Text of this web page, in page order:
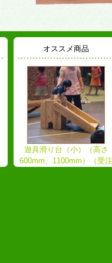
オススメ商品
遊具滑り台（小）（高さ
600mm、1100mm）（受注